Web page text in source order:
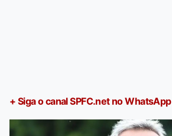
+ Siga o canal SPFC.net no WhatsApp